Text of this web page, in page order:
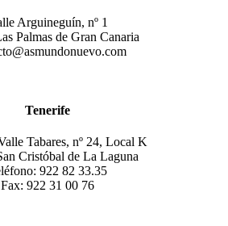
Arguineguín, nº 1
Palmas de Gran Canaria
Tenerife
Tabares, nº 24, Local K
Cristóbal de La Laguna
922 82 33.35
Fax: 922 31 00 76